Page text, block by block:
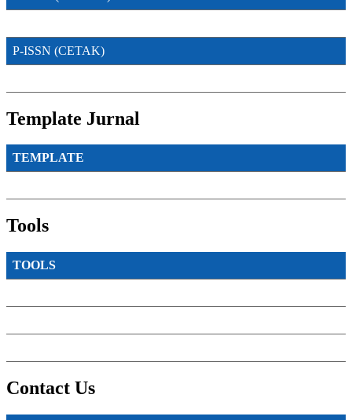
P-ISSN (CETAK)
Template Jurnal
TEMPLATE
Tools
TOOLS
Contact Us